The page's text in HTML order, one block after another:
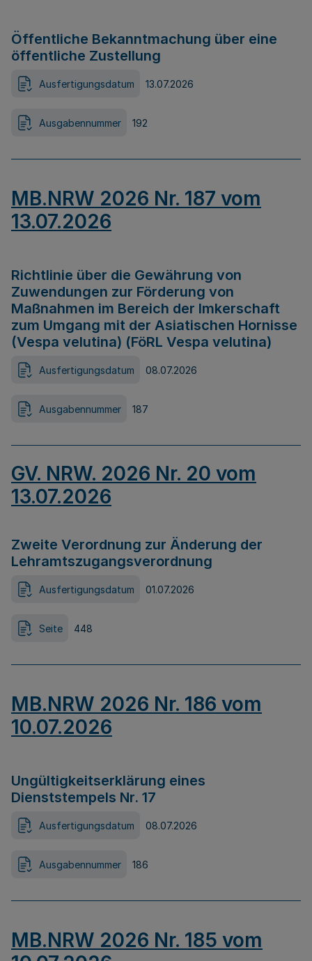
Öffentliche Bekanntmachung über eine
öffentliche Zustellung
Ausfertigungsdatum 13.07.2026
Ausgabennummer 192
MB.NRW 2026 Nr. 187 vom
13.07.2026
Richtlinie über die Gewährung von
Zuwendungen zur Förderung von
Maßnahmen im Bereich der Imkerschaft
zum Umgang mit der Asiatischen Hornisse
(Vespa velutina) (FöRL Vespa velutina)
Ausfertigungsdatum 08.07.2026
Ausgabennummer 187
GV. NRW. 2026 Nr. 20 vom
13.07.2026
Zweite Verordnung zur Änderung der
Lehramtszugangsverordnung
Ausfertigungsdatum 01.07.2026
Seite 448
MB.NRW 2026 Nr. 186 vom
10.07.2026
Ungültigkeitserklärung eines
Dienststempels Nr. 17
Ausfertigungsdatum 08.07.2026
Ausgabennummer 186
MB.NRW 2026 Nr. 185 vom